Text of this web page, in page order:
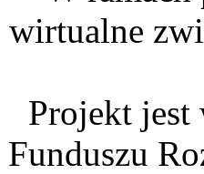
wirtualne
Projekt jest
Funduszu